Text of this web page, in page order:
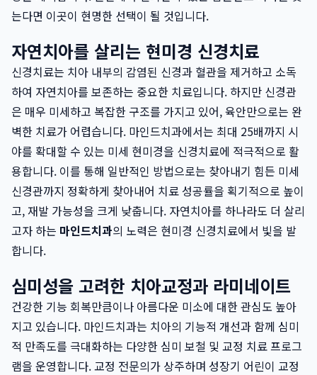
는다면 이곳이 현명한 선택이 될 것입니다.
자연치아를 살리는 현미경 신경치료
신경치료는 치아 내부의 감염된 신경과 혈관을 제거하고 소독
하여 자연치아를 보존하는 중요한 치료입니다. 하지만 신경관
은 매우 미세하고 복잡한 구조를 가지고 있어, 육안만으로는 완
벽한 치료가 어렵습니다. 마인드치과에서는 최대 25배까지 시
야를 확대할 수 있는 미세 현미경을 신경치료에 적극적으로 활
용합니다. 이를 통해 일반적인 방법으로는 찾아내기 힘든 미세
신경관까지 정확하게 찾아내어 치료 성공률을 획기적으로 높이
고, 재발 가능성을 크게 낮춥니다. 자연치아를 하나라도 더 살리
고자 하는 마인드치과의 노력은 현미경 신경치료에서 빛을 발
합니다.
심미성을 고려한 치아교정과 라미네이트
건강한 기능 회복만큼이나 아름다운 미소에 대한 관심도 높아
지고 있습니다. 마인드치과는 치아의 기능적 개선과 함께 심미
적 만족도를 극대화하는 다양한 심미 보철 및 교정 치료 프로그
램을 운영합니다. 교정 전문의가 상주하며 성장기 어린이 교정